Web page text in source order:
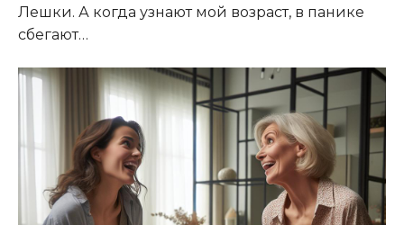
Лешки. А когда узнают мой возраст, в панике
сбегают…